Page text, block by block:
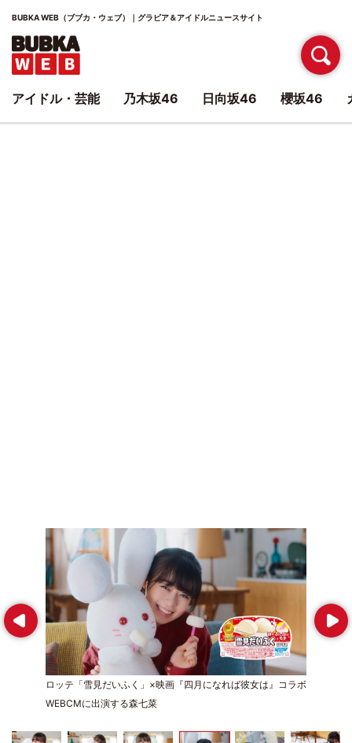
BUBKA WEB（ブブカ・ウェブ）｜グラビア＆アイドルニュースサイト
Prev
ロッテ「雪見だいふく」×映画『四月になれば彼女は』コラボ
WEBCMに出演する森七菜
Next
アイドル・芸能 乃木坂46 日向坂46 櫻坂46